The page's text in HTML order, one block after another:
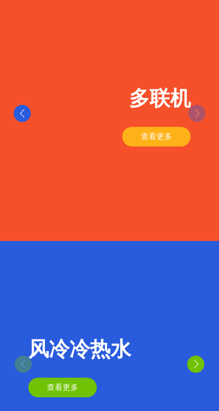
多联机
查看更多
风冷冷热水
查看更多